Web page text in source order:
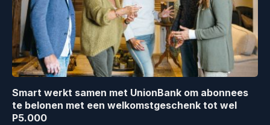
Smart werkt samen met UnionBank om abonnees
te belonen met een welkomstgeschenk tot wel
P5.000